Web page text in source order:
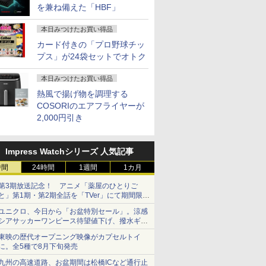
を兼ね備えた「HBF」
本日みつけたお買い得品
カード付きの「プロ野球チッ
プス」が24袋セットでオトク
本日みつけたお買い得品
熱風で揚げ物を調理する
COSORIのエアフライヤーが
2,000円引き
Impress Watchシリーズ 人気記事
24時間 1週間 1カ月
3期放送記念！ アニメ「薬屋のひとりご
」第1期・第2期全話を「TVer」にて期間限定
順次無料配信開始
ニクロ、今日から「お盆特別セール」。涼感
アサッカーワンピース待望値下げ、撥水ギア
ョーツは1990円に
映の歴代オープニング映像がカプセルトイ
。全5種で8月下旬発売
州の高速道路、お盆期間は松橋ICなど通行止